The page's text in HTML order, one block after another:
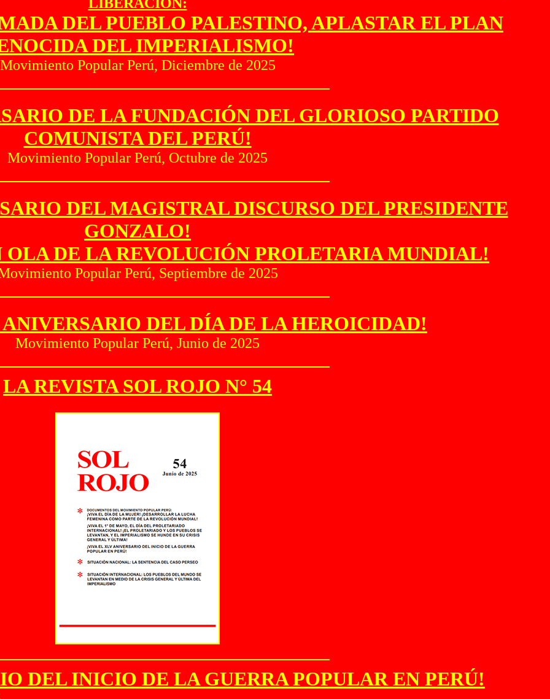
DEL PUEBLO PALESTINO, APLASTAR EL PLAN
DEL IMPERIALISMO!
Movimiento Popular Perú, Diciembre de 2025
DE LA FUNDACIÓN DEL GLORIOSO PARTIDO
COMUNISTA DEL PERÚ!
Movimiento Popular Perú, Octubre de 2025
DEL MAGISTRAL DISCURSO DEL PRESIDENTE
GONZALO!
OLA DE LA REVOLUCIÓN PROLETARIA MUNDIAL!
Popular Perú, Septiembre de 2025
DEL DÍA DE LA HEROICIDAD!
Movimiento Popular Perú, Junio de 2025
LA REVISTA SOL ROJO N° 54
DEL INICIO DE LA GUERRA POPULAR EN PERÚ!